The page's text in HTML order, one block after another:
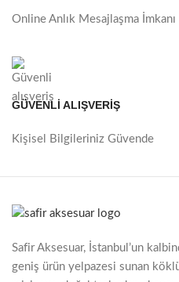
Online Anlık Mesajlaşma İmkanı
GÜVENLİ ALIŞVERİŞ
Kişisel Bilgileriniz Güvende
Safir Aksesuar, İstanbul’un
geniş ürün yelpazesi sunan